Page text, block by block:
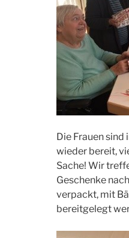
Die Frauen
wieder bereit,
Sache! Wir
Geschenke
verpackt, mit
bereitgelegt